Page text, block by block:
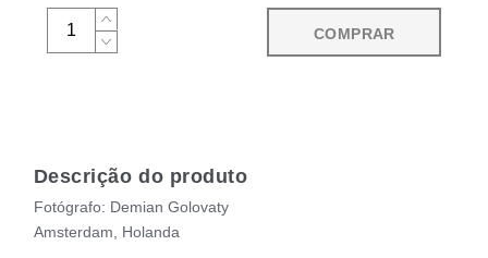
COMPRAR
Descrição do produto
Fotógrafo: Demian Golovaty
Amsterdam, Holanda